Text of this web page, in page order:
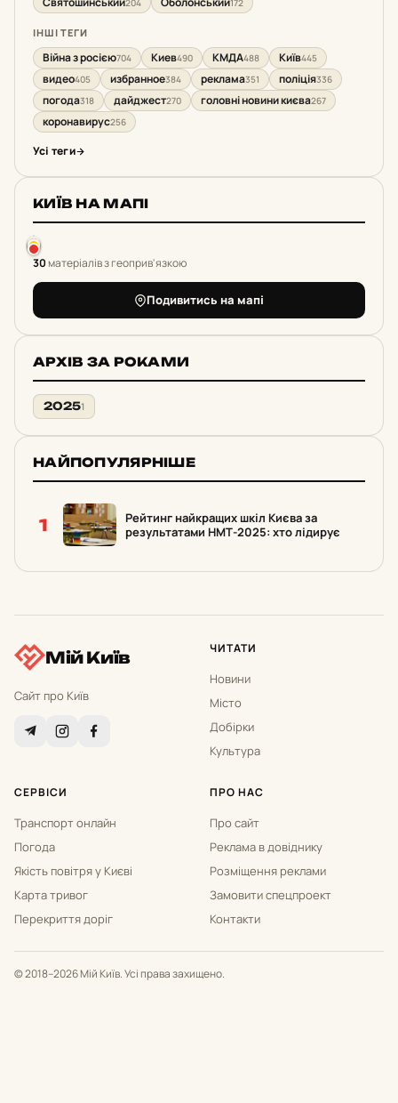
204 172
ІНШІ ТЕГИ
Війна з росією704 Киев490 КМДА488 Київ445
видео405 избранное384 реклама351 поліція336
погода318 дайджест270 головні новини києва267
коронавирус256
Усі теги
КИЇВ НА МАПІ
30матеріалів з геоприв'язкою
Подивитись на мапі
АРХІВ ЗА РОКАМИ
20251
НАЙПОПУЛЯРНІШЕ
1
Рейтинг найкращих шкіл Києва за
результатами НМТ-2025: хто лідирує
Мій Київ
Сайт про Київ
ЧИТАТИ
Новини
Місто
Добірки
Культура
СЕРВІСИ
Транспорт онлайн
Погода
Якість повітря у Києві
Карта тривог
Перекриття доріг
ПРО НАС
Про сайт
Реклама в довіднику
Розміщення реклами
Замовити спецпроект
Контакти
© 2018–2026 Мій Київ. Усі права захищено.